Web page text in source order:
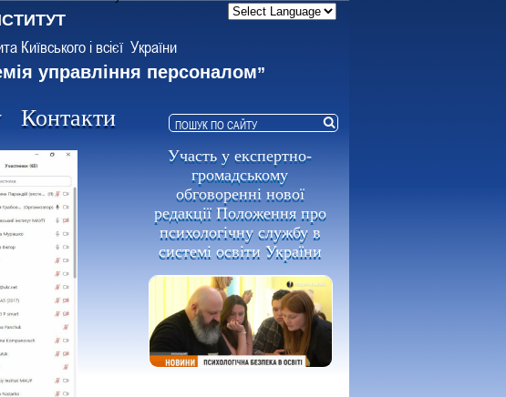
і всієї України
управління персоналом”
Контакти
Участь у експертно-
громадському
обговоренні нової
редакції Положення про
психологічну службу в
системі освіти України